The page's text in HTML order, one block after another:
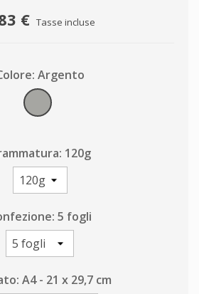
€ Tasse incluse
Argento
Argento
120g
5 fogli
A4 - 21 x 29,7 cm